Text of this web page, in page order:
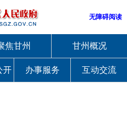
无障碍阅读
焦甘州 甘州概况
开 办事服务 互动交流